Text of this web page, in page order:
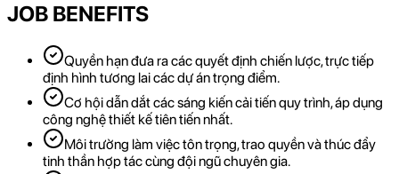
JOB BENEFITS
Quyền hạn đưa ra các quyết định chiến lược, trực tiếp
định hình tương lai các dự án trọng điểm.
Cơ hội dẫn dắt các sáng kiến cải tiến quy trình, áp dụng
công nghệ thiết kế tiên tiến nhất.
Môi trường làm việc tôn trọng, trao quyền và thúc đẩy
tinh thần hợp tác cùng đội ngũ chuyên gia.